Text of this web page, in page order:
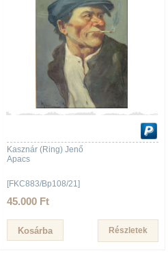
Kasznár (Ring) Jenő
Apacs
[FKC883/Bp108/21]
45.000 Ft
Részletek